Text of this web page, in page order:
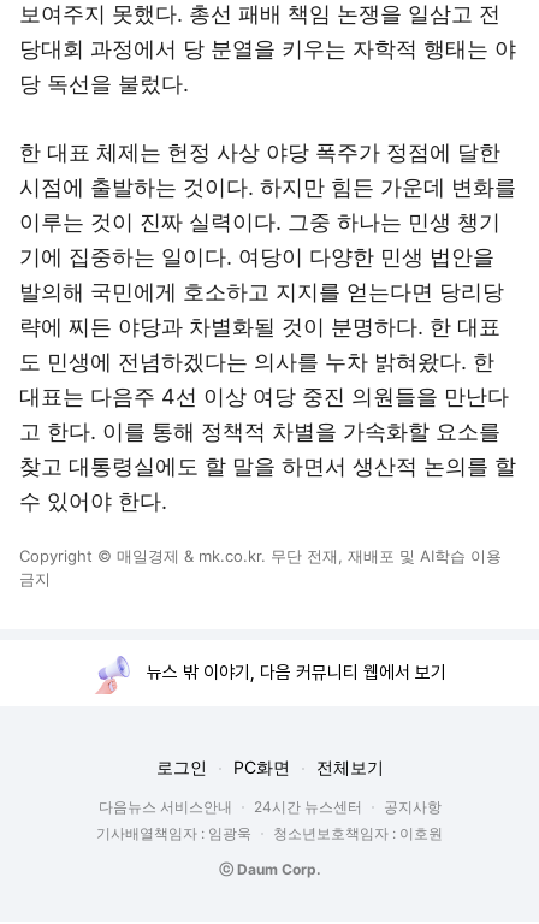
보여주지 못했다. 총선 패배 책임 논쟁을 일삼고 전
당대회 과정에서 당 분열을 키우는 자학적 행태는 야
당 독선을 불렀다.
한 대표 체제는 헌정 사상 야당 폭주가 정점에 달한
시점에 출발하는 것이다. 하지만 힘든 가운데 변화를
이루는 것이 진짜 실력이다. 그중 하나는 민생 챙기
기에 집중하는 일이다. 여당이 다양한 민생 법안을
발의해 국민에게 호소하고 지지를 얻는다면 당리당
략에 찌든 야당과 차별화될 것이 분명하다. 한 대표
도 민생에 전념하겠다는 의사를 누차 밝혀왔다. 한
대표는 다음주 4선 이상 여당 중진 의원들을 만난다
고 한다. 이를 통해 정책적 차별을 가속화할 요소를
찾고 대통령실에도 할 말을 하면서 생산적 논의를 할
수 있어야 한다.
Copyright © 매일경제 & mk.co.kr. 무단 전재, 재배포 및 AI학습 이용
금지
뉴스 밖 이야기, 다음 커뮤니티 웹에서 보기
로그인 PC화면 전체보기
다음뉴스 서비스안내 24시간 뉴스센터
공지사항
기사배열책임자 : 임광욱
청소년보호책임자 : 이호원
ⓒ Daum Corp.